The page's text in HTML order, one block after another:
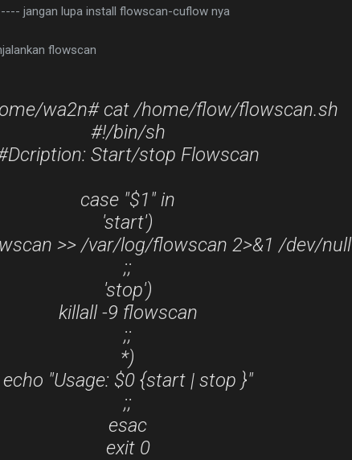
jangan lupa install flowscan-cuflow nya
flowscan
wa2n# cat /home/flow/flowscan.sh
#!/bin/sh
Start/stop Flowscan
case "$1" in
'start')
>> /var/log/flowscan 2>&1 /dev/null
;;
'stop')
killall -9 flowscan
;;
*)
echo "Usage: $0 {start | stop }"
;;
esac
exit 0